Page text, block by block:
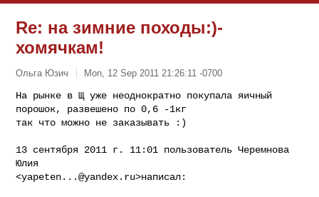
Re: на зимние походы:)-
хомячкам!
Ольга Юзич Mon, 12 Sep 2011 21:26:11 -0700
На рынке в Щ уже неоднократно покупала яичный
порошок, развешено по 0,6 -1кг
так что можно не заказывать :)
13 сентября 2011 г. 11:01 пользователь Черемнова
Юлия
<yapeten...@yandex.ru>написал: